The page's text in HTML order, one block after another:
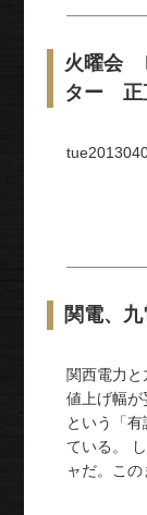
火曜会
ター 正
関電、
関西電力
値上げ幅が
という「
ている。
ャだ。こ